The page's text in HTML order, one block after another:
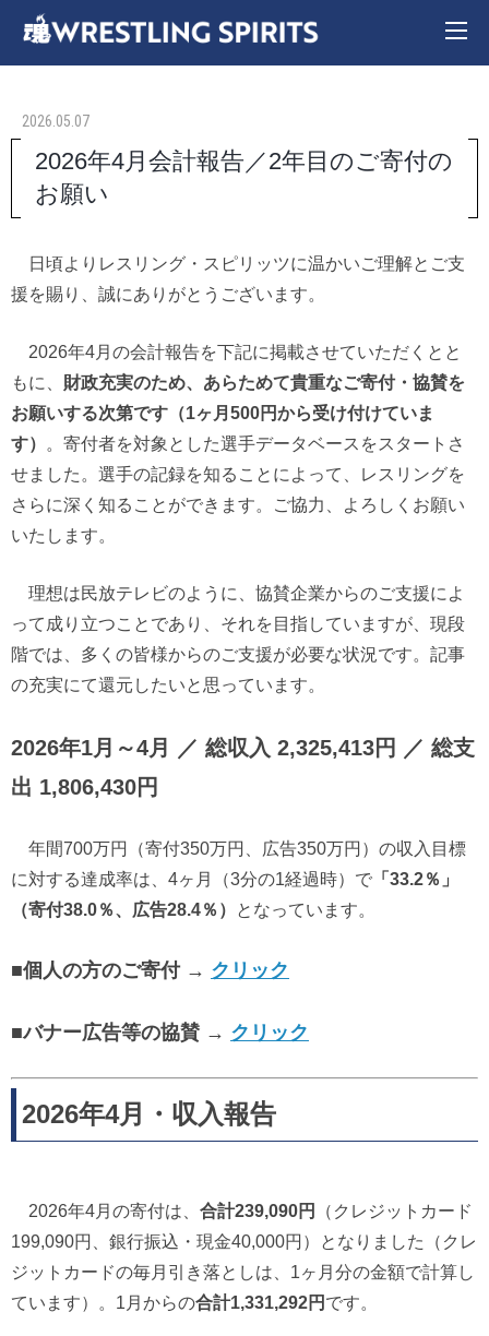
2026.05.07
2026年4月会計報告／2年目のご寄付の
お願い
日頃よりレスリング・スピリッツに温かいご理解とご支
援を賜り、誠にありがとうございます。
2026年4月の会計報告を下記に掲載させていただくとと
もに、 財政充実のため、あらためて貴重なご寄付・協賛を
お願いする次第です（1ヶ月500円から受け付けていま
す）
。寄付者を対象とした選手データベースをスタートさ
せました。選手の記録を知ることによって、レスリングを
さらに深く知ることができます。ご協力、よろしくお願い
いたします。
理想は民放テレビのように、協賛企業からのご支援によ
って成り立つことであり、それを目指していますが、現段
階では、多くの皆様からのご支援が必要な状況です。記事
の充実にて還元したいと思っています。
2026年1月～4月 ／ 総収入 2,325,413円 ／ 総支
出 1,806,430円
年間700万円（寄付350万円、広告350万円）の収入目標
に対する達成率は、4ヶ月（3分の1経過時）で 「33.2％」
（寄付38.0％、広告28.4％）
となっています。
■個人の方のご寄付 → クリック
■バナー広告等の協賛 → クリック
2026年4月・収入報告
2026年4月の寄付は、 合計239,090円
（クレジットカード
199,090円、銀行振込・現金40,000円）となりました（クレ
ジットカードの毎月引き落としは、1ヶ月分の金額で計算し
ています）。1月からの合計1,331,292円 です。